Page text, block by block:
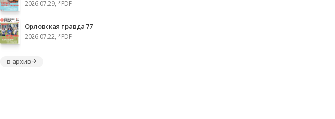
2026.07.29, *PDF
Орловская правда 77
2026.07.22, *PDF
в архив